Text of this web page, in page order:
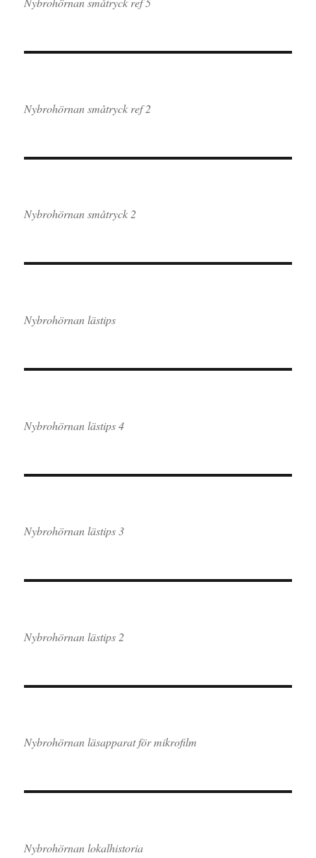
Nybrohörnan småtryck ref 2
Nybrohörnan småtryck 2
Nybrohörnan lästips
Nybrohörnan lästips 4
Nybrohörnan lästips 3
Nybrohörnan lästips 2
Nybrohörnan läsapparat för mikrofilm
Nybrohörnan lokalhistoria